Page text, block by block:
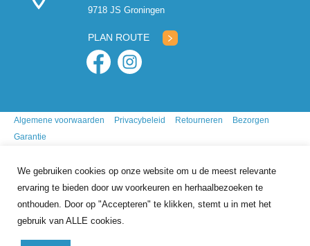
We gebruiken cookies op onze website om u de meest relevante
ervaring te bieden door uw voorkeuren en herhaalbezoeken te
onthouden. Door op "Accepteren" te klikken, stemt u in met het
gebruik van ALLE cookies.
9718 JS Groningen
PLAN ROUTE
Algemene voorwaarden Privacybeleid Retourneren
Bezorgen
Garantie